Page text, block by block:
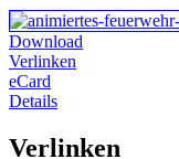
Download
Verlinken
eCard
Details
Verlinken